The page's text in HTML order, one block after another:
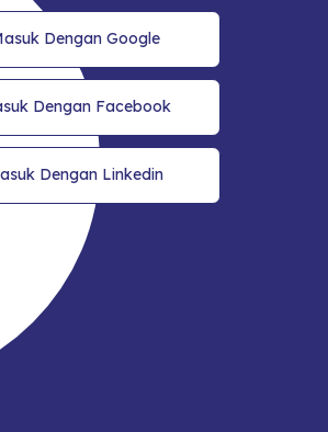
Dengan Google
Dengan Facebook
Dengan Linkedin